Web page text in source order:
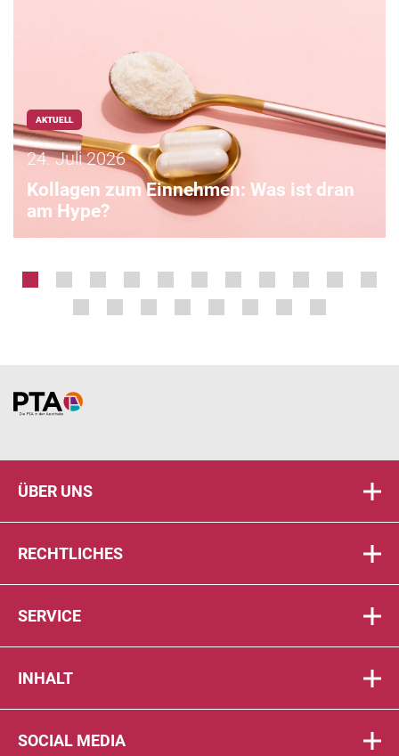
AKTUELL
24. Juli 2026
Kollagen zum Einnehmen: Was ist dran
am Hype?
Home
ÜBER UNS
RECHTLICHES
SERVICE
INHALT
SOCIAL MEDIA